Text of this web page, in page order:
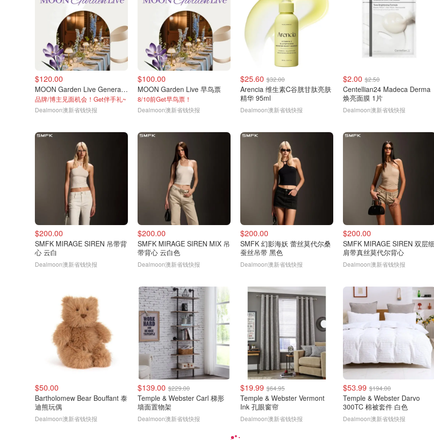
$120.00
MOON Garden Live General门票
品牌/博主见面机会！Get伴手礼~
Dealmoon澳新省钱快报
$100.00
MOON Garden Live 早鸟票
8/10前Get早鸟票！
Dealmoon澳新省钱快报
$25.60 $32.00
Arencia 维生素C谷胱甘肽亮肤
精华 95ml
Dealmoon澳新省钱快报
$2.00 $2.50
Centellian24 Madeca Derma
焕亮面膜 1片
Dealmoon澳新省钱快报
$200.00
SMFK MIRAGE SIREN 吊带背
心 云白
Dealmoon澳新省钱快报
$200.00
SMFK MIRAGE SIREN MIX 吊
带背心 云白色
Dealmoon澳新省钱快报
$200.00
SMFK 幻影海妖 蕾丝莫代尔桑
蚕丝吊带 黑色
Dealmoon澳新省钱快报
$200.00
SMFK MIRAGE SIREN 双层
肩带真丝莫代尔背心
Dealmoon澳新省钱快报
$50.00
Bartholomew Bear Bouffant 泰
迪熊玩偶
Dealmoon澳新省钱快报
$139.00 $229.00
Temple & Webster Carl 梯形
墙面置物架
Dealmoon澳新省钱快报
$19.99 $64.95
Temple & Webster Vermont
Ink 孔眼窗帘
Dealmoon澳新省钱快报
$53.99 $194.00
Temple & Webster Darvo
300TC 棉被套件 白色
Dealmoon澳新省钱快报